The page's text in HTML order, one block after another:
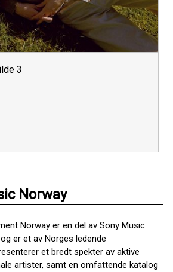
3
Norway
Norway er en del av Sony Music
er et av Norges ledende
et bredt spekter av aktive
artister, samt en omfattende katalog